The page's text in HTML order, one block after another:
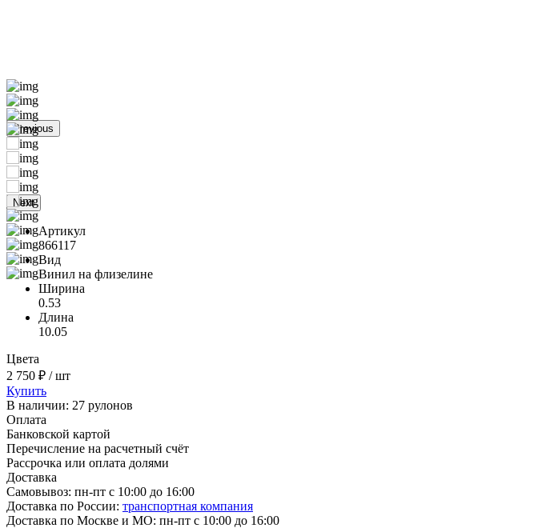
Previous
Next
Артикул
866117
Вид
Винил на флизелине
Ширина
0.53
Длина
10.05
Цвета
2 750 ₽ / шт
Купить
В наличии: 27 рулонов
Оплата
Банковской картой
Перечисление на расчетный счёт
Рассрочка или оплата долями
Доставка
Самовывоз: пн-пт с 10:00 до 16:00
Доставка по России: транспортная компания
Доставка по Москве и МО: пн-пт с 10:00 до 16:00